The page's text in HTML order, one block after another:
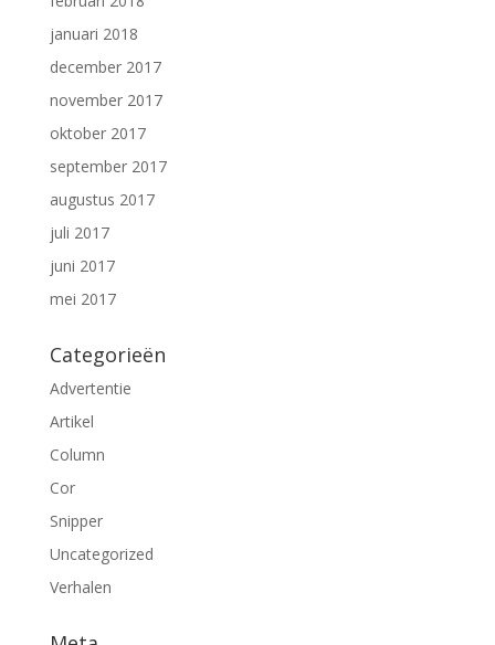
januari 2018
december 2017
november 2017
oktober 2017
september 2017
augustus 2017
juli 2017
juni 2017
mei 2017
Categorieën
Advertentie
Artikel
Column
Cor
Snipper
Uncategorized
Verhalen